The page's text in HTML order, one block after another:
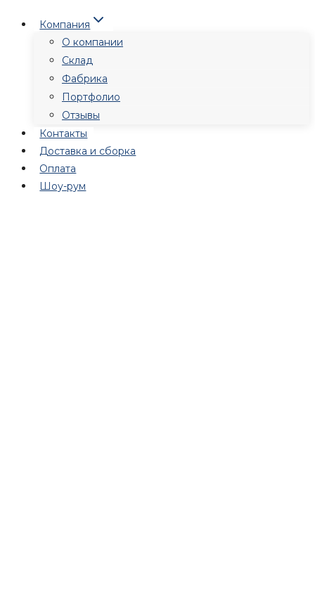
Перейти
содержимому
Компания
О компании
Склад
Фабрика
Портфолио
Отзывы
Контакты
Доставка и сборка
Оплата
Шоу-рум